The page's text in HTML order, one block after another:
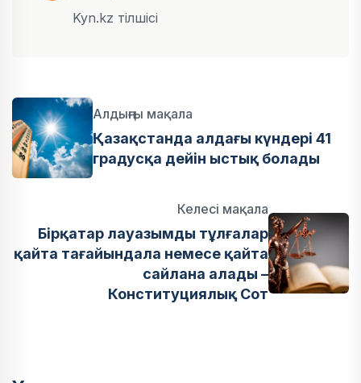
Kyn.kz тілшісі
Алдыңғы мақала
Қазақстанда алдағы күндері 41
градусқа дейін ыстық болады
Келесі мақала
Бірқатар лауазымды тұлғалар
қайта тағайындала немесе қайта
сайлана алады –
Конституциялық Сот